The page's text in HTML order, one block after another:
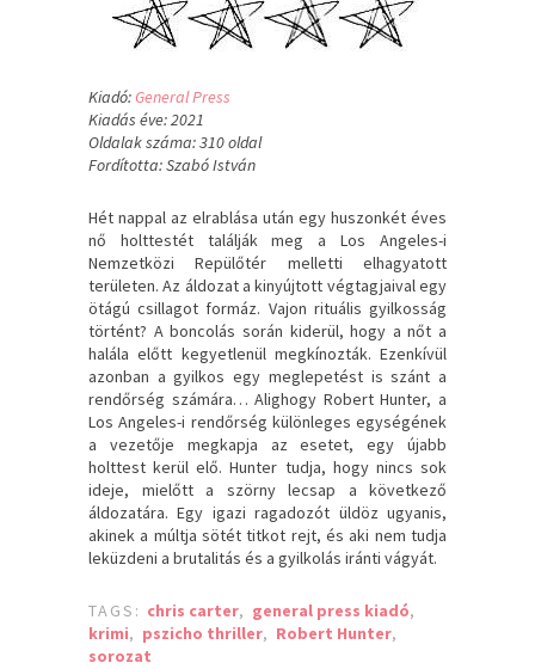
Kiadó:General Press
Kiadás éve: 2021
Oldalak száma: 310 oldal
Fordította: Szabó István
Hét nappal az elrablása után egy huszonkét éves
nő holttestét találják meg a Los Angeles-i
Nemzetközi Repülőtér melletti elhagyatott
területen. Az áldozat a kinyújtott végtagjaival egy
ötágú csillagot formáz. Vajon rituális gyilkosság
történt? A boncolás során kiderül, hogy a nőt a
halála előtt kegyetlenül megkínozták. Ezenkívül
azonban a gyilkos egy meglepetést is szánt a
rendőrség számára… Alighogy Robert Hunter, a
Los Angeles-i rendőrség különleges egységének
a vezetője megkapja az esetet, egy újabb
holttest kerül elő. Hunter tudja, hogy nincs sok
ideje, mielőtt a szörny lecsap a következő
áldozatára. Egy igazi ragadozót üldöz ugyanis,
akinek a múltja sötét titkot rejt, és aki nem tudja
leküzdeni a brutalitás és a gyilkolás iránti vágyát.
TAGS: chris carter, general press kiadó,
krimi, pszicho thriller, Robert Hunter,
sorozat